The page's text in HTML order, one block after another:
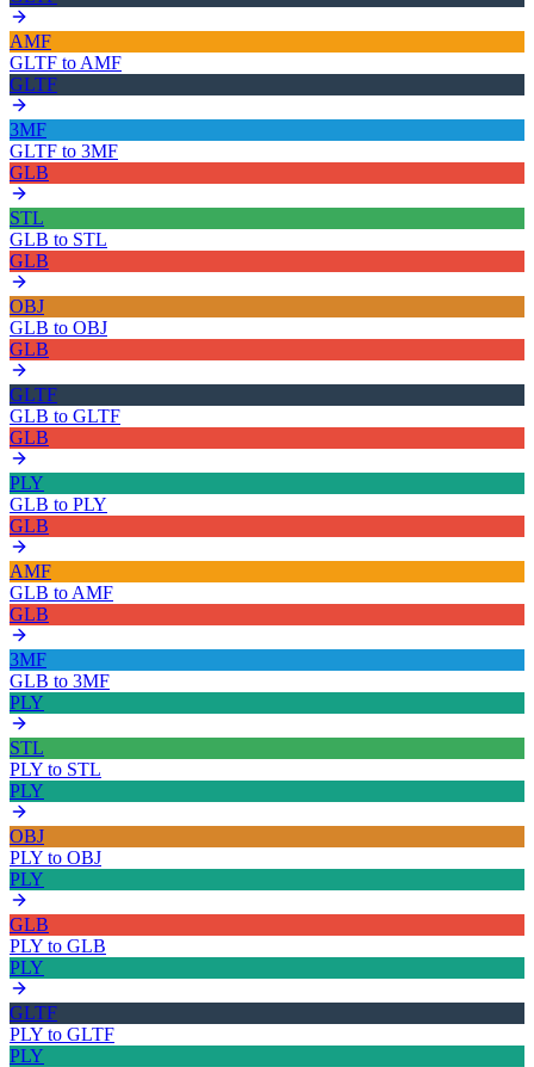
AMF
GLTF to AMF
GLTF
3MF
GLTF to 3MF
GLB
STL
GLB to STL
GLB
OBJ
GLB to OBJ
GLB
GLTF
GLB to GLTF
GLB
PLY
GLB to PLY
GLB
AMF
GLB to AMF
GLB
3MF
GLB to 3MF
PLY
STL
PLY to STL
PLY
OBJ
PLY to OBJ
PLY
GLB
PLY to GLB
PLY
GLTF
PLY to GLTF
PLY